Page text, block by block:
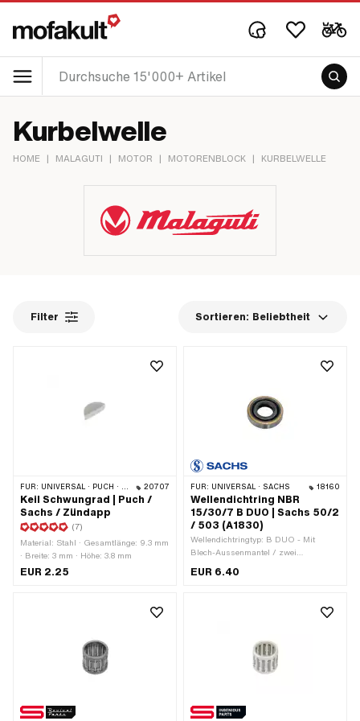
Kurbelwelle
HOME | MALAGUTI | MOTOR | MOTORENBLOCK | KURBELWELLE
Filter Sortieren: Beliebtheit
FÜR: UNIVERSAL · PUCH · SACHS · ZÜNDAPP BELMONDO · HERCULES · ZÜNDAPP 20707
Keil Schwungrad | Puch /
Sachs / Zündapp
(7)
Material: Stahl · Gesamtlänge: 9.3 mm
· Breite: 3 mm · Höhe: 3.8 mm
EUR 2.25
FÜR: UNIVERSAL · SACHS 18160
Wellendichtring NBR
15/30/7 B DUO | Sachs 50/2
/ 503 (A1830)
Wellendichtringtyp: B DUO - Mit
Blech-Aussenmantel / zwei
Material: NBR · Breite: 7 mm · Ø
100 °C · Pony OEM-Nr.: A1830 · Sachs
EUR 6.40